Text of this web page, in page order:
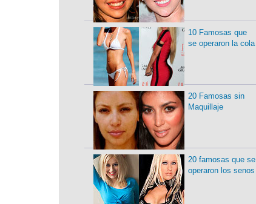
10 Famosas que
se operaron la cola
20 Famosas sin
Maquillaje
20 famosas que se
operaron los senos